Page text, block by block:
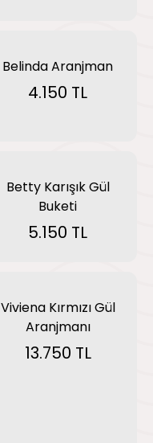
Belinda Aranjman
4.150 TL
Betty Karışık Gül
Buketi
5.150 TL
Viviena Kırmızı Gül
Aranjmanı
13.750 TL